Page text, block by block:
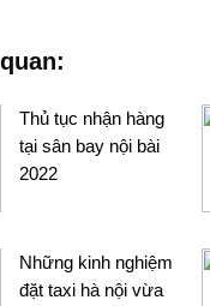
Thủ tục nhận hàng
tại sân bay nội bài
2022
Những kinh nghiệm
đặt taxi hà nội vừa